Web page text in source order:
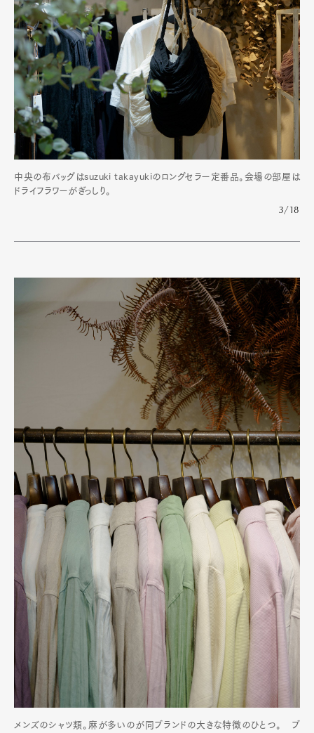
中央の布バッグはsuzuki takayukiのロングセラー定番品。会場の部屋は
ドライフラワーがぎっしり。
3/18
メンズのシャツ類。麻が多いのが同ブランドの大きな特徴のひとつ。 ブ